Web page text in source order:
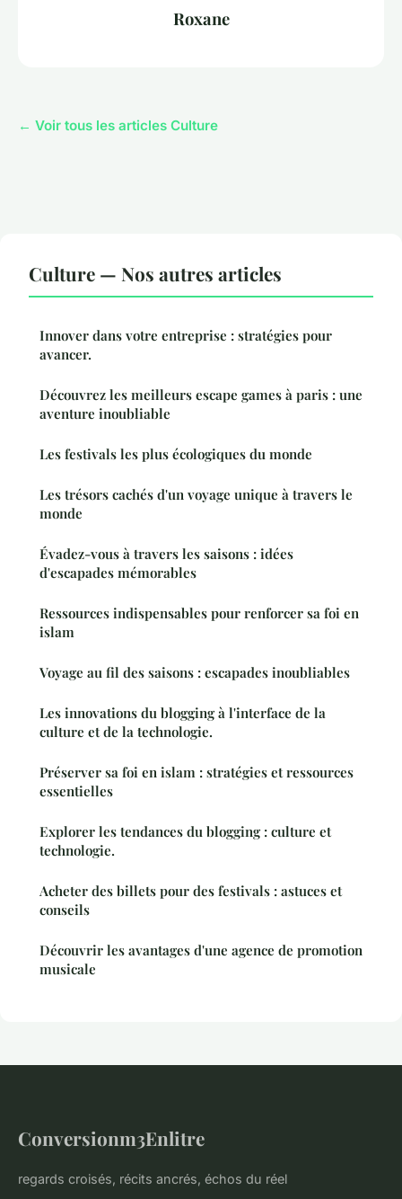
Roxane
← Voir tous les articles Culture
Culture — Nos autres articles
Innover dans votre entreprise : stratégies pour
avancer.
Découvrez les meilleurs escape games à paris : une
aventure inoubliable
Les festivals les plus écologiques du monde
Les trésors cachés d'un voyage unique à travers le
monde
Évadez-vous à travers les saisons : idées
d'escapades mémorables
Ressources indispensables pour renforcer sa foi en
islam
Voyage au fil des saisons : escapades inoubliables
Les innovations du blogging à l'interface de la
culture et de la technologie.
Préserver sa foi en islam : stratégies et ressources
essentielles
Explorer les tendances du blogging : culture et
technologie.
Acheter des billets pour des festivals : astuces et
conseils
Découvrir les avantages d'une agence de promotion
musicale
Conversionm3Enlitre
regards croisés, récits ancrés, échos du réel